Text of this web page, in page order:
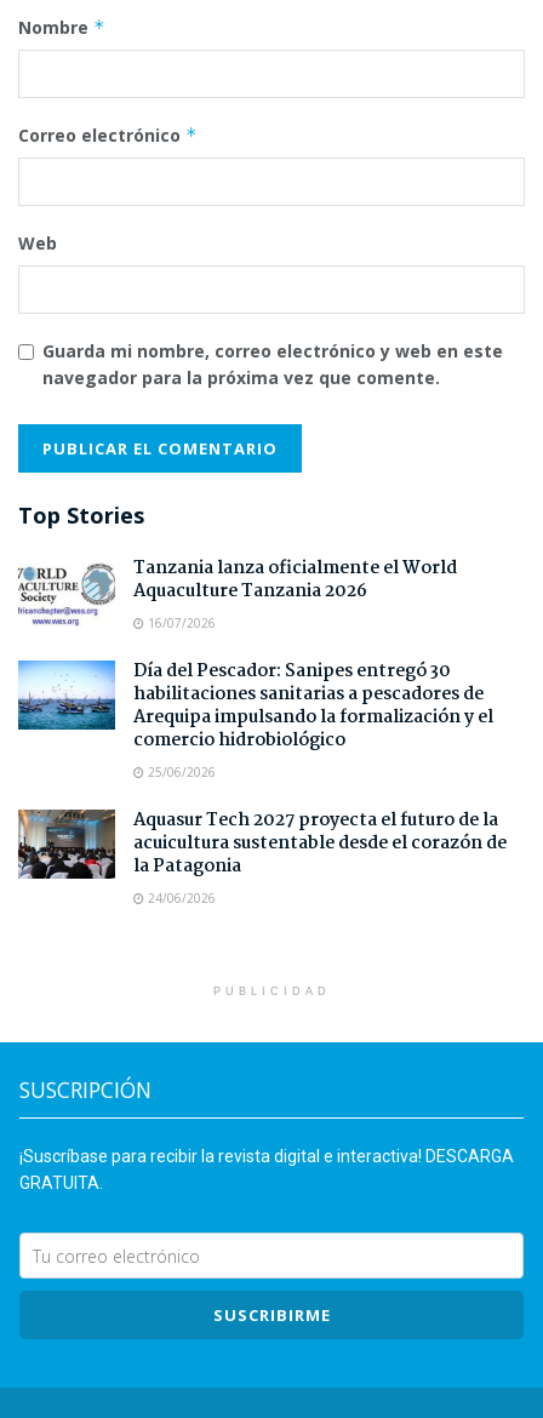
Nombre *
Correo electrónico *
Web
Guarda mi nombre, correo electrónico y web en este
navegador para la próxima vez que comente.
Top Stories
Tanzania lanza oficialmente el World
Aquaculture Tanzania 2026
16/07/2026
Día del Pescador: Sanipes entregó 30
habilitaciones sanitarias a pescadores de
Arequipa impulsando la formalización y el
comercio hidrobiológico
25/06/2026
Aquasur Tech 2027 proyecta el futuro de la
acuicultura sustentable desde el corazón de
la Patagonia
24/06/2026
PUBLICIDAD
SUSCRIPCIÓN
¡Suscríbase para recibir la revista digital e interactiva! DESCARGA
GRATUITA.
SUSCRIBIRME